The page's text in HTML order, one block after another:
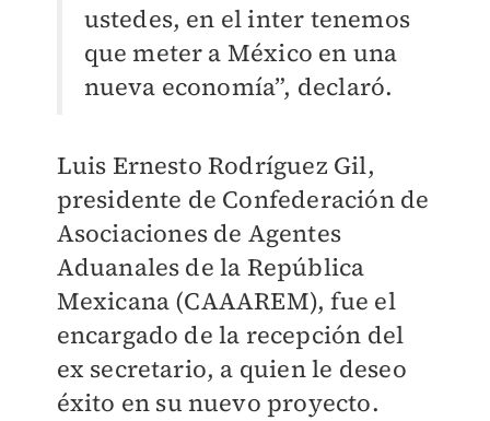
ustedes, en el inter tenemos
que meter a México en una
nueva economía”, declaró.
Luis Ernesto Rodríguez Gil,
presidente de Confederación de
Asociaciones de Agentes
Aduanales de la República
Mexicana (CAAAREM), fue el
encargado de la recepción del
ex secretario, a quien le deseo
éxito en su nuevo proyecto.